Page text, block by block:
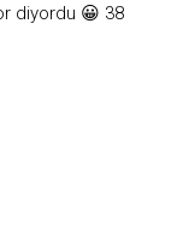
diyordu 😀 38